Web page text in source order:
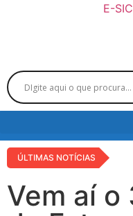
E-SIC
ÚLTIMAS NOTÍCIAS
Vem aí o